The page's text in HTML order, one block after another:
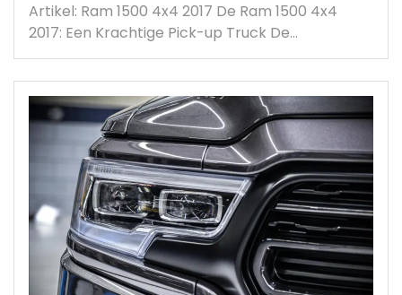
Artikel: Ram 1500 4x4 2017 De Ram 1500 4x4
2017: Een Krachtige Pick-up Truck De…